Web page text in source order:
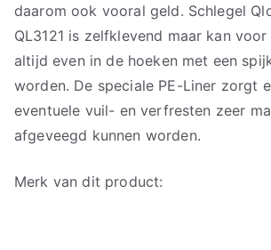
daarom ook vooral geld. Schlegel
QL3121 is zelfklevend maar kan
altijd even in de hoeken met een
worden. De speciale PE-Liner zorgt
eventuele vuil- en verfresten zeer
afgeveegd kunnen worden.
Merk van dit product: